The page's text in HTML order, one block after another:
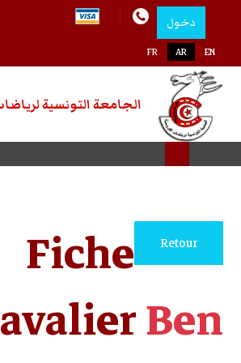
دخول
اختر لغتك
FR AR EN
الجامعة التونسية
Retour
Fiche
Ben